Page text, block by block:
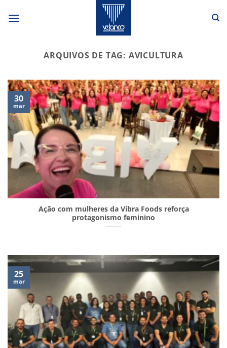
ARQUIVOS DE TAG: AVICULTURA
Ação com mulheres da Vibra Foods reforça
protagonismo feminino
30
mar
25
mar